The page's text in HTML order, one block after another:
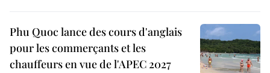
Phu Quoc lance des cours d'anglais
pour les commerçants et les
chauffeurs en vue de l'APEC 2027